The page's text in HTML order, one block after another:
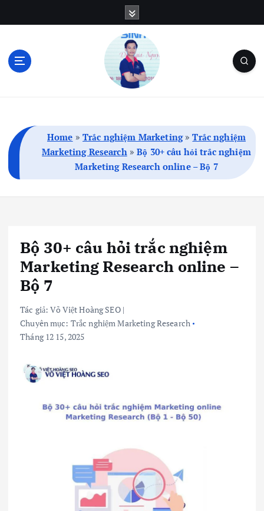
Home »Trắc nghiệm Marketing»Trắc nghiệm
Marketing Research »Bộ 30+ câu hỏi trắc nghiệm
Marketing Research online – Bộ 7
Bộ 30+ câu hỏi trắc nghiệm
Marketing Research online –
Bộ 7
Tác giả:Võ Việt Hoàng SEO|
Chuyên mục: Trắc nghiệm Marketing Research
Tháng 12 15, 2025